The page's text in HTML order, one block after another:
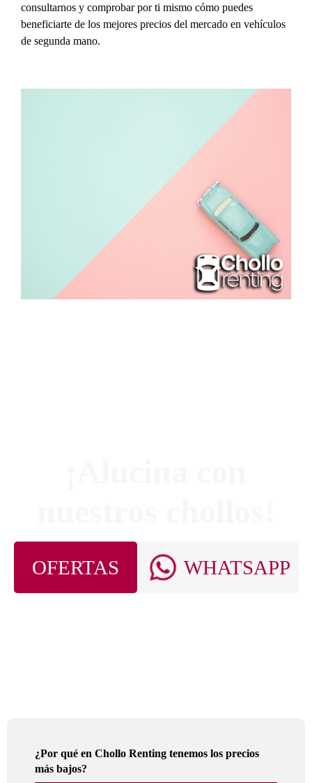
consultarnos y comprobar por ti mismo cómo puedes
beneficiarte de los mejores precios del mercado en vehículos
de segunda mano.
OFERTAS WHATSAPP
¿Por qué en Chollo Renting tenemos los precios
más bajos?